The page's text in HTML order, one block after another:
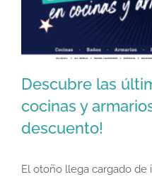
Descubre las
cocinas y
Descubre las
cocinas y
descuento!
El otoño llega cargado de